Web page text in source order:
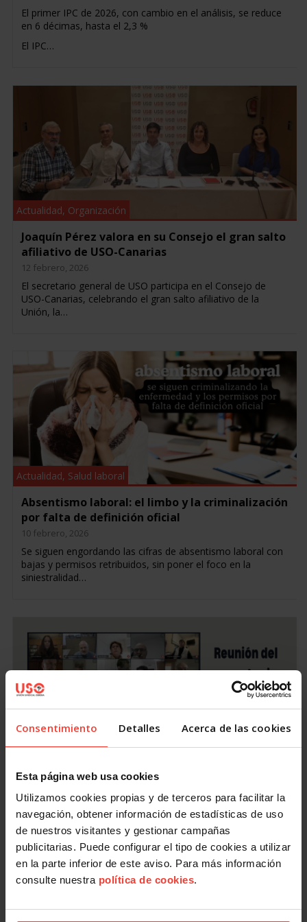
Consentimiento Detalles Acerca de las cookies
Esta página web usa cookies
Utilizamos cookies propias y de terceros para facilitar la
navegación, obtener información de estadísticas de uso
de nuestros visitantes y gestionar campañas
publicitarias. Puede configurar el tipo de cookies a utilizar
en la parte inferior de este aviso. Para más información
consulte nuestra política de cookies.
El primer IPC de 2026, con cambio en el análisis, se reduce
en 6 décimas, hasta el 2,3 %
El IPC…
Actualidad, Organización
Joaquín Pérez valora en su Consejo el gran salto
afiliativo de USO-Canarias
12 febrero, 2026
El secretario general de USO participa en el Consejo de
USO-Canarias, celebrando el gran salto afiliativo de la
Unión, la…
Actualidad, Salud laboral
Absentismo laboral: el limbo y la criminalización
por falta de definición oficial
10 febrero, 2026
Se siguen engordando las cifras de absentismo laboral con
bajas y permisos retribuidos, sin poner el foco en la
siniestralidad…
Seguir potenciando la formación, clave tras el
13 Congreso Confederal
6 febrero, 2026
El secretario general de USO se reúne con el Comité de la
Federación de Atención a la Ciudadanía para preparar…